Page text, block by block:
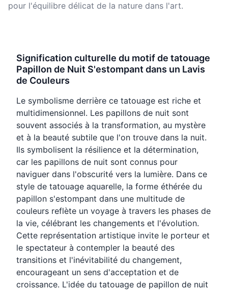
pour l'équilibre délicat de la nature dans l'art.
Signification culturelle du motif de tatouage
Papillon de Nuit S'estompant dans un Lavis
de Couleurs
Le symbolisme derrière ce tatouage est riche et
multidimensionnel. Les papillons de nuit sont
souvent associés à la transformation, au mystère
et à la beauté subtile que l'on trouve dans la nuit.
Ils symbolisent la résilience et la détermination,
car les papillons de nuit sont connus pour
naviguer dans l'obscurité vers la lumière. Dans ce
style de tatouage aquarelle, la forme éthérée du
papillon s'estompant dans une multitude de
couleurs reflète un voyage à travers les phases de
la vie, célébrant les changements et l'évolution.
Cette représentation artistique invite le porteur et
le spectateur à contempler la beauté des
transitions et l'inévitabilité du changement,
encourageant un sens d'acceptation et de
croissance. L'idée du tatouage de papillon de nuit